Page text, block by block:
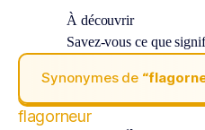
À découvrir
Savez-vous ce que
Synonymes de
flagorneur